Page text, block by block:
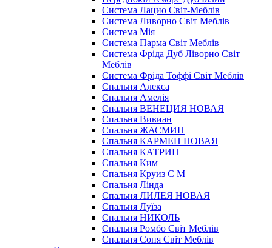
Система Лацио Світ-Меблів
Система Ливорно Світ Меблів
Система Мія
Система Парма Свiт Меблiв
Система Фріда Дуб Ліворно Світ
Меблів
Система Фріда Тоффі Світ Меблів
Спальня Алекса
Спальня Амелія
Спальня ВЕНЕЦИЯ НОВАЯ
Спальня Вивиан
Спальня ЖАСМИН
Спальня КАРМЕН НОВАЯ
Спальня КАТРИН
Спальня Ким
Спальня Круиз С М
Спальня Лінда
Спальня ЛИЛЕЯ НОВАЯ
Спальня Луїза
Спальня НИКОЛЬ
Спальня Ромбо Світ Меблів
Спальня Соня Світ Меблів